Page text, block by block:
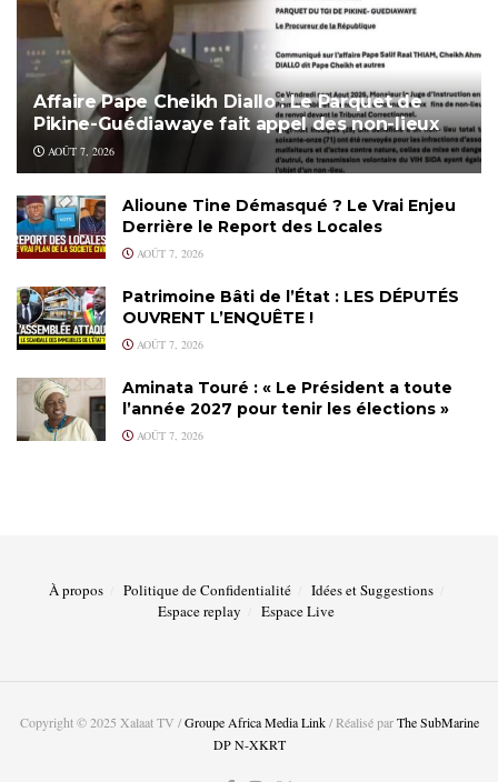
Affaire Pape Cheikh Diallo : Le Parquet de
Pikine-Guédiawaye fait appel des non-lieux
AOÛT 7, 2026
Alioune Tine Démasqué ? Le Vrai Enjeu
Derrière le Report des Locales
AOÛT 7, 2026
Patrimoine Bâti de l’État : LES DÉPUTÉS
OUVRENT L’ENQUÊTE !
AOÛT 7, 2026
Aminata Touré : « Le Président a toute
l’année 2027 pour tenir les élections »
AOÛT 7, 2026
À propos Politique de Confidentialité
Idées et Suggestions
Espace replay
Espace Live
Copyright © 2025 Xalaat TV /Groupe Africa Media Link/ Réalisé parThe SubMarine
DP N-XKRT